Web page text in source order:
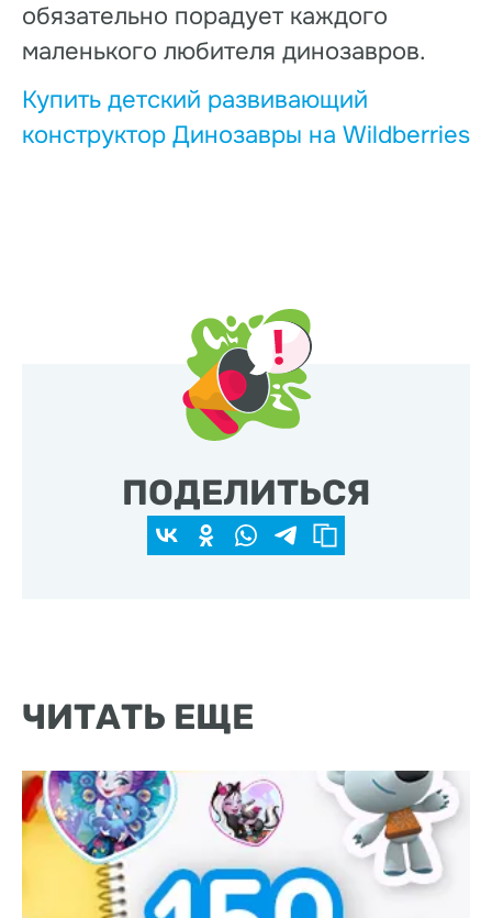
обязательно порадует каждого
маленького любителя динозавров.
Купить детский развивающий
конструктор Динозавры на Wildberries
ПОДЕЛИТЬСЯ
ЧИТАТЬ ЕЩЕ